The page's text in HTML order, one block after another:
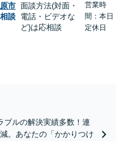
市
談
面談方法(対面・
電話・ビデオな
ど)は応相談
営業時
間：本日
定休日
ブルの解決実績多数！連
。あなたの「かかりつけ